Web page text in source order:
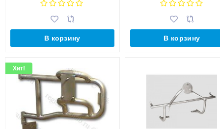
В корзину В корзину
Хит!